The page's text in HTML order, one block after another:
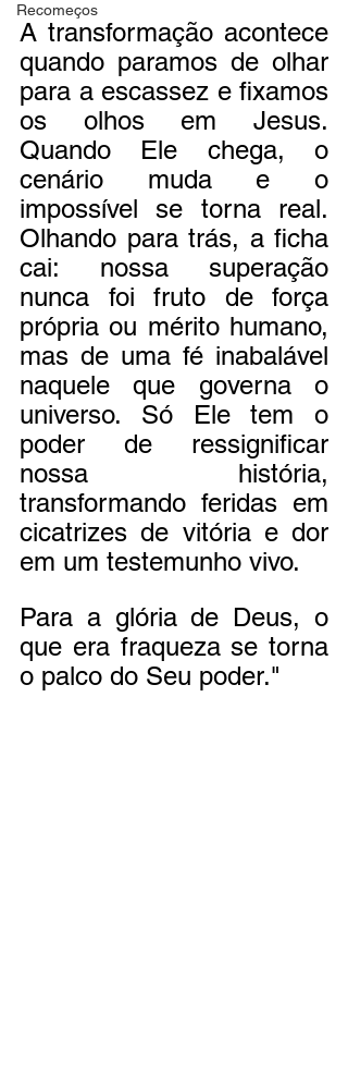
Recomeços
A transformação acontece
quando paramos de olhar
para a escassez e fixamos
os olhos em Jesus.
Quando Ele chega, o
cenário muda e o
impossível se torna real.
Olhando para trás, a ficha
cai: nossa superação
nunca foi fruto de força
própria ou mérito humano,
mas de uma fé inabalável
naquele que governa o
universo. Só Ele tem o
poder de ressignificar
nossa história,
transformando feridas em
cicatrizes de vitória e dor
em um testemunho vivo.
Para a glória de Deus, o
que era fraqueza se torna
o palco do Seu poder."